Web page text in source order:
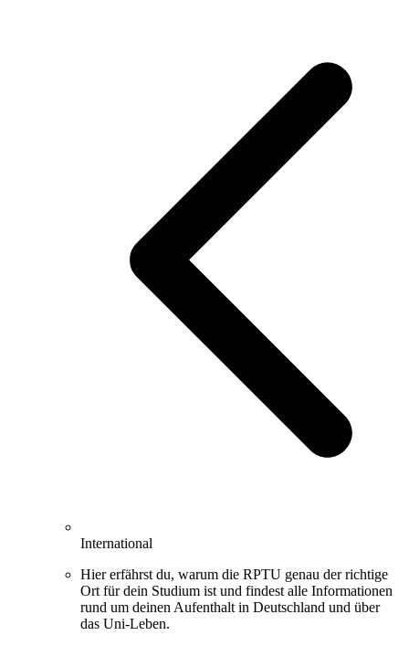
International
Hier erfährst du, warum die RPTU genau der richtige
Ort für dein Studium ist und findest alle Informationen
rund um deinen Aufenthalt in Deutschland und über
das Uni-Leben.